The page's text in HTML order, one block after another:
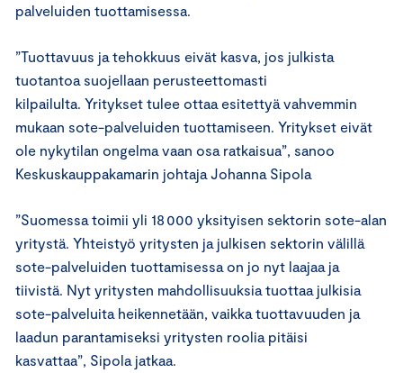
palveluiden tuottamisessa.
”Tuottavuus ja tehokkuus eivät kasva, jos julkista
tuotantoa suojellaan perusteettomasti
kilpailulta. Yritykset tulee ottaa esitettyä vahvemmin
mukaan sote-palveluiden tuottamiseen. Yritykset eivät
ole nykytilan ongelma vaan osa ratkaisua”, sanoo
Keskuskauppakamarin johtaja Johanna Sipola
”Suomessa toimii yli 18 000 yksityisen sektorin sote-alan
yritystä. Yhteistyö yritysten ja julkisen sektorin välillä
sote-palveluiden tuottamisessa on jo nyt laajaa ja
tiivistä. Nyt yritysten mahdollisuuksia tuottaa julkisia
sote-palveluita heikennetään, vaikka tuottavuuden ja
laadun parantamiseksi yritysten roolia pitäisi
kasvattaa”, Sipola jatkaa.